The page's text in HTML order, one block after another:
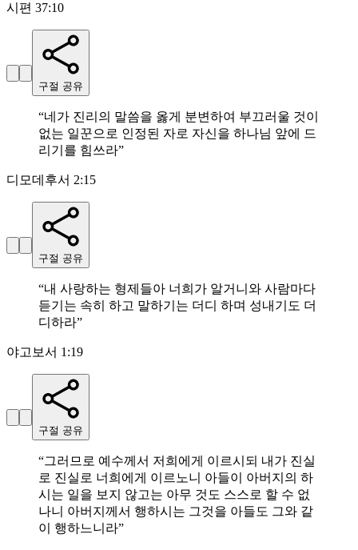
시편 37:10
구절 공유
“네가 진리의 말씀을 옳게 분변하여 부끄러울 것이
없는 일꾼으로 인정된 자로 자신을 하나님 앞에 드
리기를 힘쓰라”
디모데후서 2:15
구절 공유
“내 사랑하는 형제들아 너희가 알거니와 사람마다
듣기는 속히 하고 말하기는 더디 하며 성내기도 더
디하라”
야고보서 1:19
구절 공유
“그러므로 예수께서 저희에게 이르시되 내가 진실
로 진실로 너희에게 이르노니 아들이 아버지의 하
시는 일을 보지 않고는 아무 것도 스스로 할 수 없
나니 아버지께서 행하시는 그것을 아들도 그와 같
이 행하느니라”